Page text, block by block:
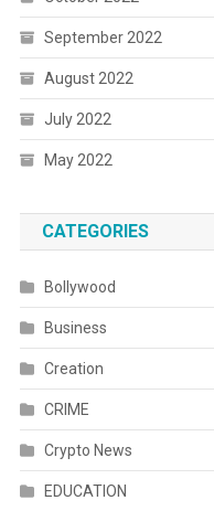
September 2022
August 2022
July 2022
May 2022
CATEGORIES
Bollywood
Business
Creation
CRIME
Crypto News
EDUCATION